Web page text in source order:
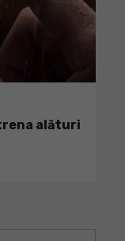
alături